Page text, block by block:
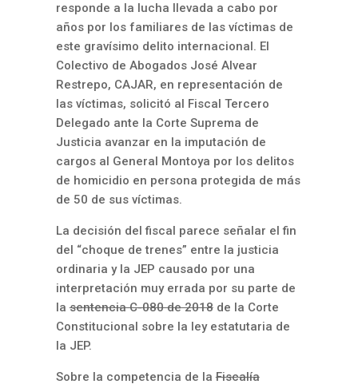
responde a la lucha llevada a cabo por
años por los familiares de las víctimas de
este gravísimo delito internacional. El
Colectivo de Abogados José Alvear
Restrepo, CAJAR, en representación de
las víctimas, solicitó al Fiscal Tercero
Delegado ante la Corte Suprema de
Justicia avanzar en la imputación de
cargos al General Montoya por los delitos
de homicidio en persona protegida de más
de 50 de sus víctimas.
La decisión del fiscal parece señalar el fin
del “choque de trenes” entre la justicia
ordinaria y la JEP causado por una
interpretación muy errada por su parte de
lasentencia C-080 de 2018de la Corte
Constitucional sobre la ley estatutaria de
la JEP.
Sobre la competencia de laFiscalía